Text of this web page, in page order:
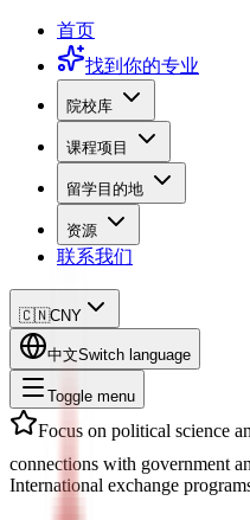
首页
找到你的专业
院校库
课程项目
留学目的地
资源
联系我们
🇨🇳CNY
中文Switch language
Toggle menu
Focus on political science
connections with government
International exchange